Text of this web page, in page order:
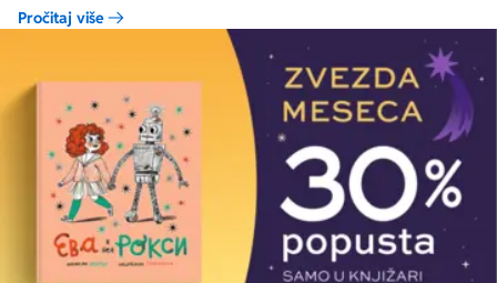
moći da se kupi na specijalnom popustu od 30%. Uz ovaj popust ne
Pročitaj više